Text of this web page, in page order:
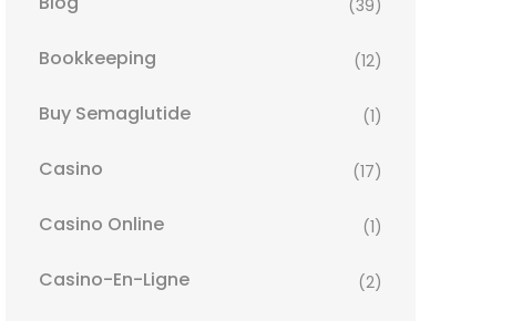
(39)
Bookkeeping (12)
Buy Semaglutide (1)
Casino (17)
Casino Online (1)
Casino-En-Ligne (2)